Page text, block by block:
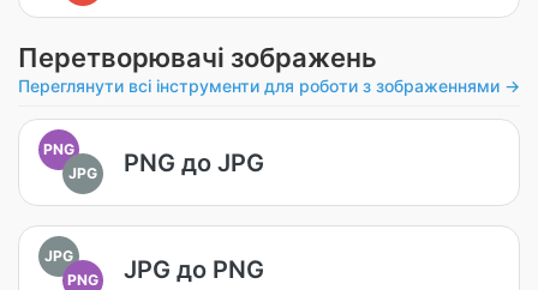
Перетворювачі зображень
Переглянути всі інструменти для роботи з зображеннями →
PNG
JPG
PNG до JPG
JPG
PNG
JPG до PNG